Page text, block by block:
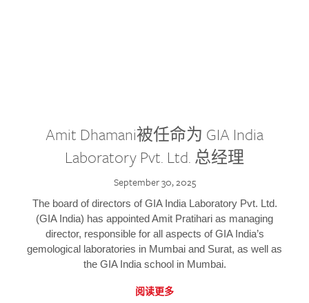
Amit Dhamani被任命为 GIA India
Laboratory Pvt. Ltd. 总经理
September 30, 2025
The board of directors of GIA India Laboratory Pvt. Ltd.
(GIA India) has appointed Amit Pratihari as managing
director, responsible for all aspects of GIA India’s
gemological laboratories in Mumbai and Surat, as well as
the GIA India school in Mumbai.
阅读更多